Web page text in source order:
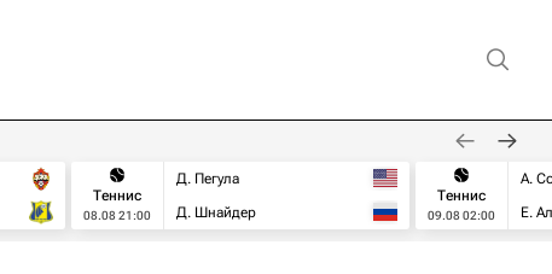
Теннис
08.08 21:00
Д. Пегула
Д. Шнайдер
Теннис
09.08 02:00
А.
Е.